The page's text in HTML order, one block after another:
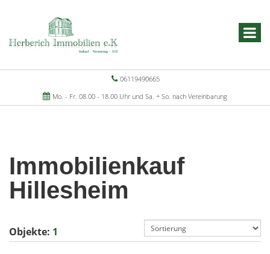
06119490665
Mo. - Fr. 08.00 - 18.00 Uhr und Sa. + So. nach Vereinbarung
Immobilienkauf
Hillesheim
Objekte: 1